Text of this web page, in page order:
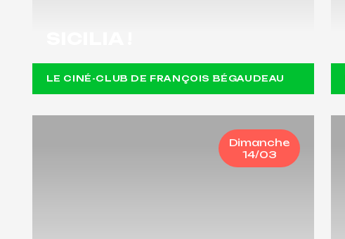
LE CINÉ-CLUB DE FRANÇOIS BÉGAUDEAU
Dimanche
14/03